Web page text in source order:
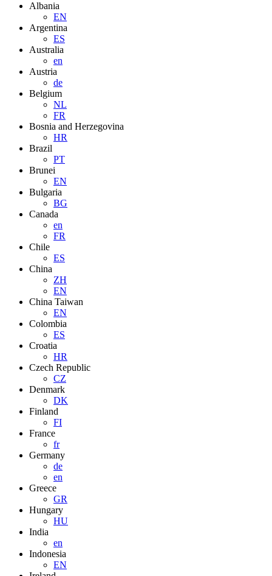
Albania
EN
Argentina
ES
Australia
en
Austria
de
Belgium
NL
FR
Bosnia and Herzegovina
HR
Brazil
PT
Brunei
EN
Bulgaria
BG
Canada
en
FR
Chile
ES
China
ZH
EN
China Taiwan
EN
Colombia
ES
Croatia
HR
Czech Republic
CZ
Denmark
DK
Finland
FI
France
fr
Germany
de
en
Greece
GR
Hungary
HU
India
en
Indonesia
EN